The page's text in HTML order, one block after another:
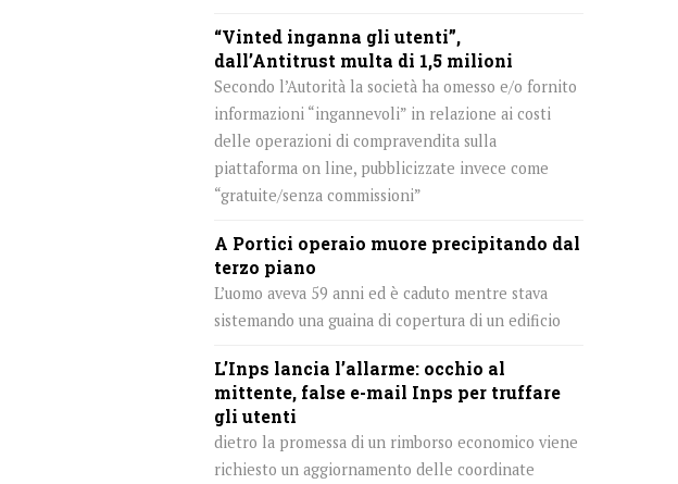
“Vinted inganna gli utenti”,
dall’Antitrust multa di 1,5 milioni
Secondo l’Autorità la società ha omesso e/o fornito
informazioni “ingannevoli” in relazione ai costi
delle operazioni di compravendita sulla
piattaforma on line, pubblicizzate invece come
“gratuite/senza commissioni”
A Portici operaio muore precipitando dal
terzo piano
L’uomo aveva 59 anni ed è caduto mentre stava
sistemando una guaina di copertura di un edificio
L’Inps lancia l’allarme: occhio al
mittente, false e-mail Inps per truffare
gli utenti
dietro la promessa di un rimborso economico viene
richiesto un aggiornamento delle coordinate